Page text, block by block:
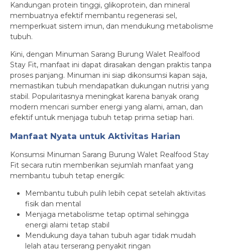
Kandungan protein tinggi, glikoprotein, dan mineral
membuatnya efektif membantu regenerasi sel,
memperkuat sistem imun, dan mendukung metabolisme
tubuh.
Kini, dengan Minuman Sarang Burung Walet Realfood
Stay Fit, manfaat ini dapat dirasakan dengan praktis tanpa
proses panjang. Minuman ini siap dikonsumsi kapan saja,
memastikan tubuh mendapatkan dukungan nutrisi yang
stabil. Popularitasnya meningkat karena banyak orang
modern mencari sumber energi yang alami, aman, dan
efektif untuk menjaga tubuh tetap prima setiap hari.
Manfaat Nyata untuk Aktivitas Harian
Konsumsi Minuman Sarang Burung Walet Realfood Stay
Fit secara rutin memberikan sejumlah manfaat yang
membantu tubuh tetap energik:
Membantu tubuh pulih lebih cepat setelah aktivitas
fisik dan mental
Menjaga metabolisme tetap optimal sehingga
energi alami tetap stabil
Mendukung daya tahan tubuh agar tidak mudah
lelah atau terserang penyakit ringan